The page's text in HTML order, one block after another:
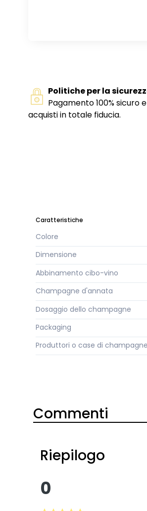
Politiche per la
Pagamento 100%
acquisti in totale fiducia.
Caratteristiche
Colore
Dimensione
Abbinamento cibo-vino
Champagne d'annata
Dosaggio dello champagne
Packaging
Produttori o case di champagne
Commenti
Riepilogo
0